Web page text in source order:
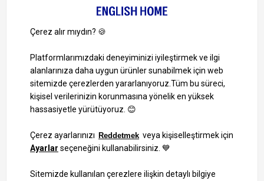
1000 TL ve Üzeri Alışverişlerinizde Kargo Bedava!
Bilgi Toplum Hizmetleri
KVKK Veri İşleme Politikamız